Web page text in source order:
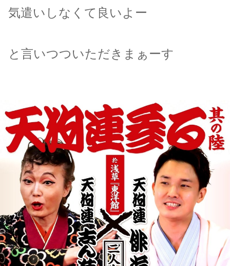
気遣いしなくて良いよー
と言いつついただきまぁーす